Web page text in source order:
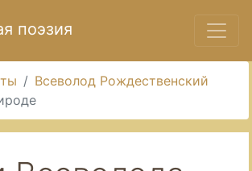
поэзия
Всеволод Рождественский